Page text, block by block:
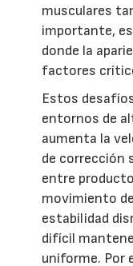
musculares
importante,
donde la
factores
Estos
entornos de
aumenta la
de corrección
entre
movimiento
estabilidad
difícil
uniforme. Por